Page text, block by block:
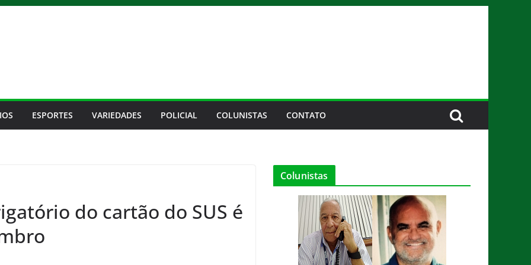
ESPORTES VARIEDADES POLICIAL COLUNISTAS CONTATO
do cartão do SUS é
Colunistas